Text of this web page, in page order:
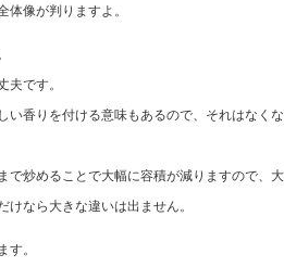
体像が判りますよ。
夫です。
い香りを付ける意味もあるので、それはなくな
で炒めることで大幅に容積が減りますので、
けなら大きな違いは出ません。
す。